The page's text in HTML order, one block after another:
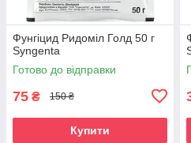
Фунгіцид Ридоміл Голд 50 г
Syngenta
Готово до відправки
75 ₴ 150 ₴
Купити